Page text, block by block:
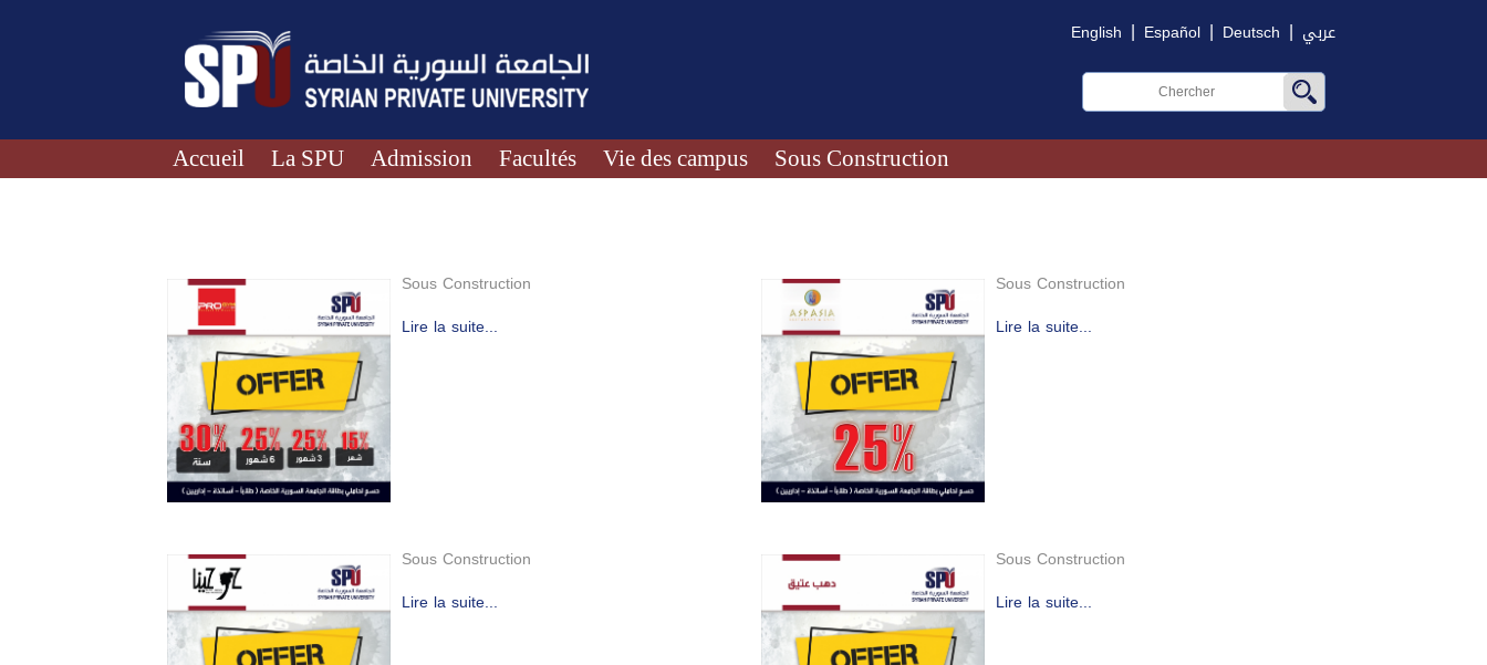
English | Español | Deutsch | عربي
Accueil La SPU Admission Facultés Vie des campus Sous Construction
Sous Construction
Lire la suite...
Sous Construction
Lire la suite...
Sous Construction
Lire la suite...
Sous Construction
Lire la suite...